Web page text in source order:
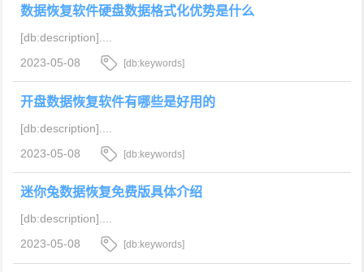
数据恢复软件硬盘数据格式化优势是什么
[db:description]....
2023-05-08
[db:keywords]
开盘数据恢复软件有哪些是好用的
[db:description]....
2023-05-08
[db:keywords]
迷你兔数据恢复免费版具体介绍
[db:description]....
2023-05-08
[db:keywords]